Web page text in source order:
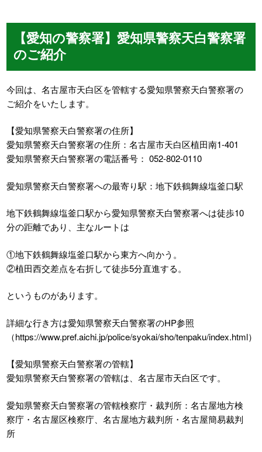
【愛知の警察署】愛知県警察天白警察署
のご紹介
今回は、名古屋市天白区を管轄する愛知県警察天白警察署の
ご紹介をいたします。
【愛知県警察天白警察署の住所】
愛知県警察天白警察署の住所：名古屋市天白区植田南1-401
愛知県警察天白警察署の電話番号： 052-802-0110
愛知県警察天白警察署への最寄り駅：地下鉄鶴舞線塩釜口駅
地下鉄鶴舞線塩釜口駅から愛知県警察天白警察署へは徒歩10
分の距離であり、主なルートは
①地下鉄鶴舞線塩釜口駅から東方へ向かう。
②植田西交差点を右折して徒歩5分直進する。
というものがあります。
詳細な行き方は愛知県警察天白警察署のHP参照
（https://www.pref.aichi.jp/police/syokai/sho/tenpaku/index.html）
【愛知県警察天白警察署の管轄】
愛知県警察天白警察署の管轄は、名古屋市天白区です。
愛知県警察天白警察署の管轄検察庁・裁判所：名古屋地方検
察庁・名古屋区検察庁、名古屋地方裁判所・名古屋簡易裁判
所